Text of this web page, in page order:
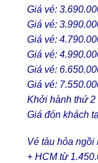
Giá vé:
Giá vé:
Giá vé:
Giá vé:
Giá vé:
Giá vé:
Khởi hành thứ
Giá đón khách
Vé tàu hỏa ngồi
+ HCM từ